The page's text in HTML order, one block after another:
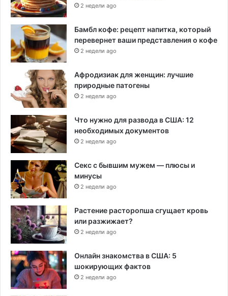
2 недели ago
Бамбл кофе: рецепт напитка, который
перевернет ваши представления о кофе
2 недели ago
Афродизиак для женщин: лучшие
природные патогены
2 недели ago
Что нужно для развода в США: 12
необходимых документов
2 недели ago
Секс с бывшим мужем — плюсы и
минусы
2 недели ago
Растение расторопша сгущает кровь
или разжижает?
2 недели ago
Онлайн знакомства в США: 5
шокирующих фактов
2 недели ago